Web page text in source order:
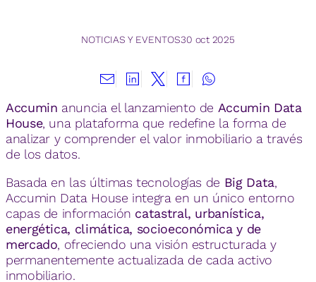
NOTICIAS Y EVENTOS30 oct 2025
Accumin anuncia el lanzamiento de Accumin Data
House, una plataforma que redefine la forma de
analizar y comprender el valor inmobiliario a través
de los datos.
Basada en las últimas tecnologías de Big Data,
Accumin Data House integra en un único entorno
capas de información catastral, urbanística,
energética, climática, socioeconómica y de
mercado, ofreciendo una visión estructurada y
permanentemente actualizada de cada activo
inmobiliario.